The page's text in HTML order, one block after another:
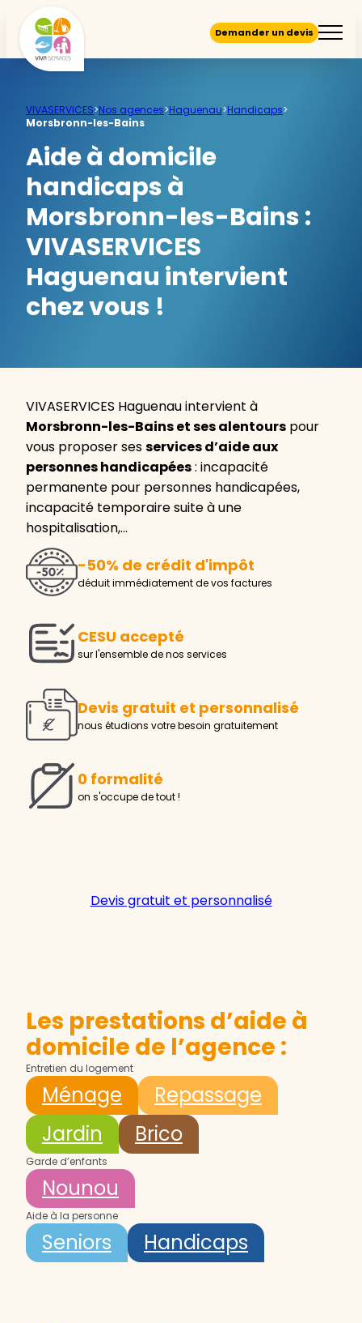
Demander un devis
VIVASERVICES>Nos agences>Haguenau>Handicaps>
Morsbronn-les-Bains
Aide à domicile
handicaps à
Morsbronn-les-Bains :
VIVASERVICES
Haguenau intervient
chez vous !
VIVASERVICES Haguenau intervient à
Morsbronn-les-Bains et ses alentours pour
vous proposer sesservices d’aide aux
personnes handicapées: incapacité
permanente pour personnes handicapées,
incapacité temporaire suite à une
hospitalisation,…
-50% de crédit d'impôt
déduit immédiatement de vos factures
CESU accepté
sur l'ensemble de nos services
Devis gratuit et personnalisé
nous étudions votre besoin gratuitement
0 formalité
on s'occupe de tout !
Devis gratuit et personnalisé
Les prestations d’aide à
domicile de l’agence :
Entretien du logement
Ménage
Repassage
Jardin
Brico
Garde d’enfants
Nounou
Aide à la personne
Seniors Handicaps